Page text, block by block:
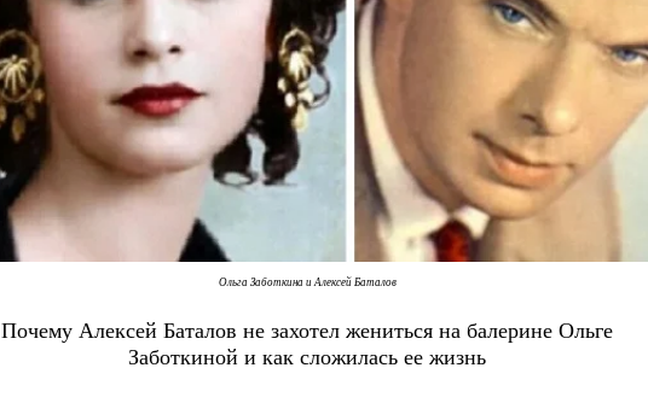
Ольга Заботкина и Алексей Баталов
Почему Алексей Баталов не захотел жениться на балерине Ольге
Заботкиной и как сложилась ее жизнь